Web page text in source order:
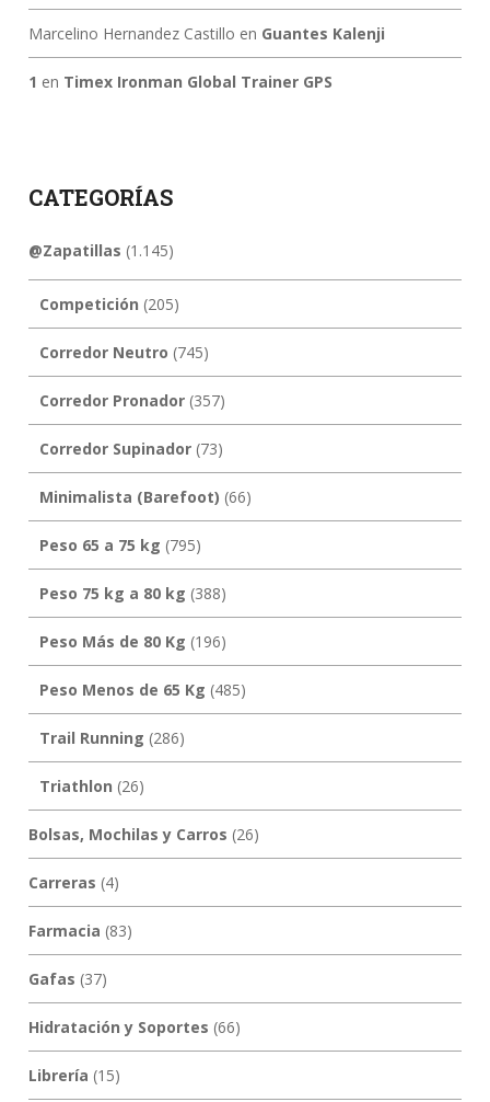
Marcelino Hernandez Castillo en Guantes Kalenji
1 en Timex Ironman Global Trainer GPS
CATEGORÍAS
@Zapatillas (1.145)
Competición (205)
Corredor Neutro (745)
Corredor Pronador(357)
Corredor Supinador(73)
Minimalista (Barefoot) (66)
Peso 65 a 75 kg (795)
Peso 75 kg a 80 kg (388)
Peso Más de 80 Kg (196)
Peso Menos de 65 Kg (485)
Trail Running (286)
Triathlon (26)
Bolsas, Mochilas y Carros (26)
Carreras (4)
Farmacia (83)
Gafas (37)
Hidratación y Soportes (66)
Librería (15)